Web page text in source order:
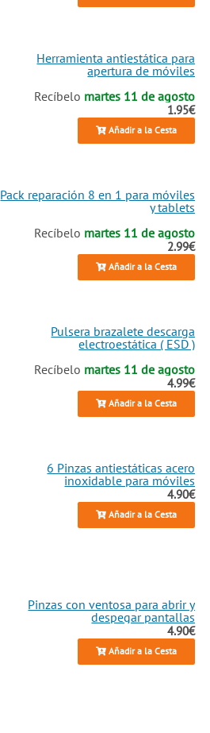
Herramienta antiestática para
apertura de móviles
Recíbelo martes 11 de agosto
1.95€
Añadir a la Cesta
Pack reparación 8 en 1 para móviles
y tablets
Recíbelo martes 11 de agosto
2.99€
Añadir a la Cesta
Pulsera brazalete descarga
electroestática ( ESD )
Recíbelo martes 11 de agosto
4.99€
Añadir a la Cesta
6 Pinzas antiestáticas acero
inoxidable para móviles
4.90€
Añadir a la Cesta
Pinzas con ventosa para abrir y
despegar pantallas
4.90€
Añadir a la Cesta